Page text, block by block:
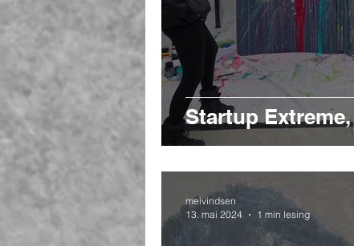
Startup
meivindsen
13. mai 2024
1 min lesing